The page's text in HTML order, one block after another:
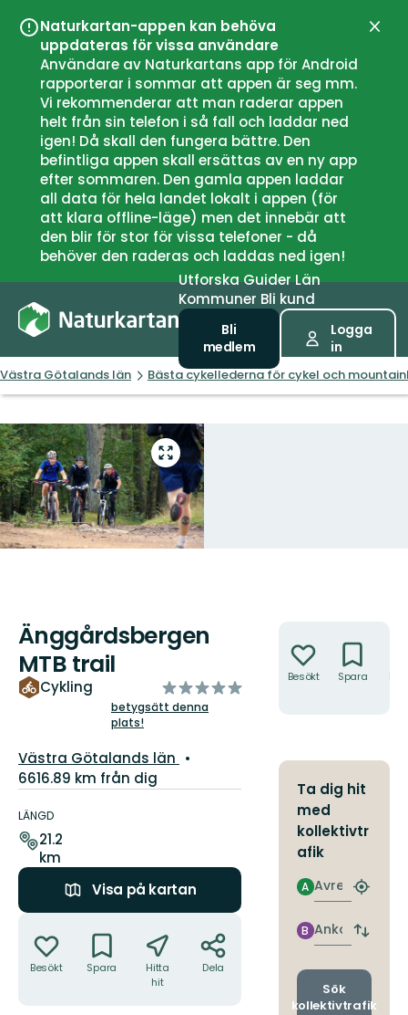
Naturkartan-appen kan behöva
uppdateras för vissa användare
Användare av Naturkartans app för Android
rapporterar i sommar att appen är seg mm.
Vi rekommenderar att man raderar appen
helt från sin telefon i så fall och laddar ned
igen! Då skall den fungera bättre. Den
befintliga appen skall ersättas av en ny app
efter sommaren. Den gamla appen laddar
all data för hela landet lokalt i appen (för
att klara offline-läge) men det innebär att
den blir för stor för vissa telefoner - då
behöver den raderas och laddas ned igen!
UtforskaGuiderLän
Kommuner Bli kund
Bli
medlem
Logga
in
Västra Götalands län Bästa cykellederna för cykel och
Gå
till
helskärmsläge
Änggårdsbergen
MTB trail
Cykling
av
5
betygsätt denna
plats!
Län:
Västra Götalands län
6616.89 km från dig
om
leden
LÄNGD
21.2
km
Visa på kartan
Besökt Spara
Hitta
hit
Dela
Besökt Spara
Ta dig hit
med
kollektivtr
afik
Avresa
A
Hitta
Ankomst
B
Byt
och
Sök
kollektivtrafik